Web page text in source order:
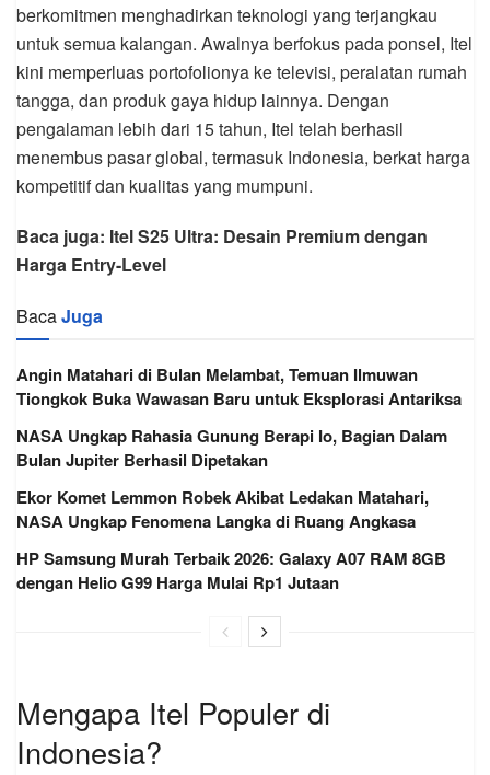
berkomitmen menghadirkan teknologi yang terjangkau
untuk semua kalangan. Awalnya berfokus pada ponsel, Itel
kini memperluas portofolionya ke televisi, peralatan rumah
tangga, dan produk gaya hidup lainnya. Dengan
pengalaman lebih dari 15 tahun, Itel telah berhasil
menembus pasar global, termasuk Indonesia, berkat harga
kompetitif dan kualitas yang mumpuni.
Baca juga: Itel S25 Ultra: Desain Premium dengan
Harga Entry-Level
BacaJuga
Angin Matahari di Bulan Melambat, Temuan Ilmuwan
Tiongkok Buka Wawasan Baru untuk Eksplorasi Antariksa
NASA Ungkap Rahasia Gunung Berapi Io, Bagian Dalam
Bulan Jupiter Berhasil Dipetakan
Ekor Komet Lemmon Robek Akibat Ledakan Matahari,
NASA Ungkap Fenomena Langka di Ruang Angkasa
HP Samsung Murah Terbaik 2026: Galaxy A07 RAM 8GB
dengan Helio G99 Harga Mulai Rp1 Jutaan
Mengapa Itel Populer di
Indonesia?